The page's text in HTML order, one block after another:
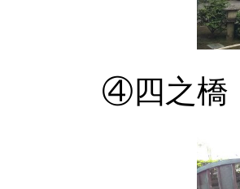
④四之橋